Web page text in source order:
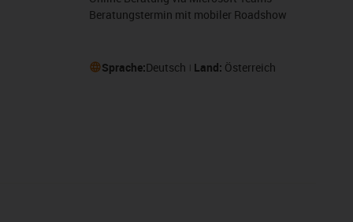
Beratungstermin mit mobiler Roadshow
Sprache:Deutsch Land: Österreich